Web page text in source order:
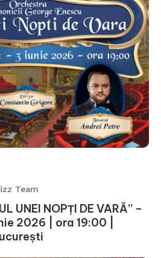
Team
UNEI NOPȚI DE VARĂ” –
2026 | ora 19:00 |